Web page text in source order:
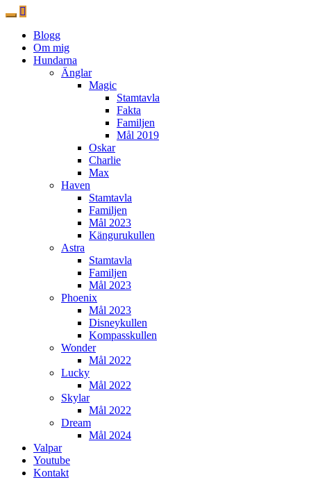
Blogg
Om mig
Hundarna
Änglar
Magic
Stamtavla
Fakta
Familjen
Mål 2019
Oskar
Charlie
Max
Haven
Stamtavla
Familjen
Mål 2023
Kängurukullen
Astra
Stamtavla
Familjen
Mål 2023
Phoenix
Mål 2023
Disneykullen
Kompasskullen
Wonder
Mål 2022
Lucky
Mål 2022
Skylar
Mål 2022
Dream
Mål 2024
Valpar
Youtube
Kontakt